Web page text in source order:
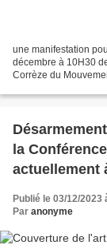
une manifestation
décembre à 10H30
Corrèze du
la
actuellement
Publié le 03/12/2023
Par anonyme